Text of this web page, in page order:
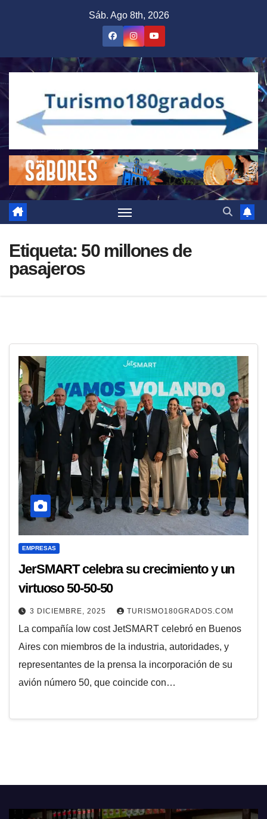
Sáb. Ago 8th, 2026
Etiqueta: 50 millones de
pasajeros
EMPRESAS
JerSMART celebra su crecimiento y un
virtuoso 50-50-50
3 DICIEMBRE, 2025 TURISMO180GRADOS.COM
La compañía low cost JetSMART celebró en Buenos
Aires con miembros de la industria, autoridades, y
representantes de la prensa la incorporación de su
avión número 50, que coincide con…